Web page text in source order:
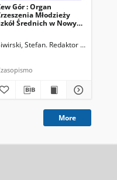
1945). Redaktor naczelny
Gór : Organ
Młodzieży
Średnich w Nowym
Stefan. Redaktor naczelny
More